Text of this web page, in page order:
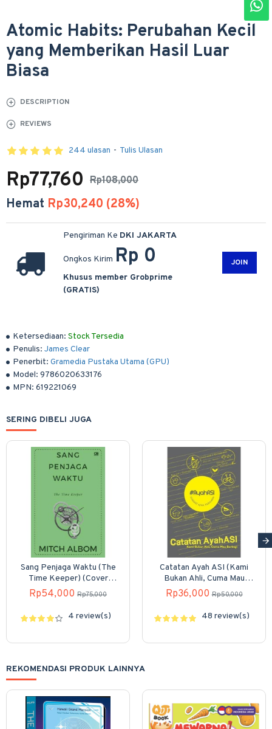
Atomic Habits: Perubahan Kecil
yang Memberikan Hasil Luar
Biasa
DESCRIPTION
REVIEWS
Ketersediaan: Stock Tersedia
Penulis: James Clear
Penerbit: Gramedia Pustaka Utama (GPU)
Model: 9786020633176
MPN: 619221069
244 ulasan - Tulis Ulasan
Rp108,000
Rp77,760
Hemat Rp30,240 (28%)
Pengiriman Ke DKI JAKARTA
Ongkos Kirim Rp 0
Khusus member Grobprime
(GRATIS)
JOIN
SERING DIBELI JUGA
Sang Penjaga Waktu (The
Time Keeper) (Cover
Baru)
Rp54,000 Rp75,000
4 review(s)
Catatan Ayah ASI (Kami
Bukan Ahli, Cuma Mau
Berbagi)
Rp36,000 Rp50,000
48 review(s)
REKOMENDASI PRODUK LAINNYA